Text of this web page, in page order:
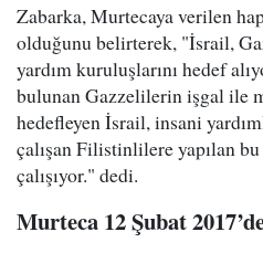
Zabarka, Murtecaya verilen
olduğunu belirterek, "İsrail,
yardım kuruluşlarını hedef
bulunan Gazzelilerin işgal ile
hedefleyen İsrail, insani
çalışan Filistinlilere yapılan
çalışıyor." dedi.
Murteca 12 Şubat